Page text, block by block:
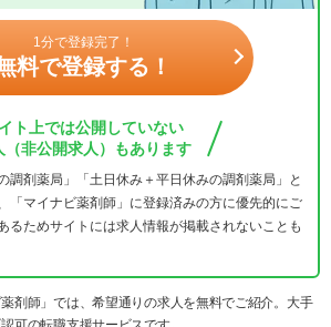
1分で登録完了！
料で登録する！
ト上では公開していない
（非公開求人）もあります
調剤薬局」「土日休み＋平日休みの調剤薬局」と
「マイナビ薬剤師」に登録済みの方に優先的にご
るためサイトには求人情報が掲載されないことも
剤師」では、希望通りの求人を無料でご紹介。大手